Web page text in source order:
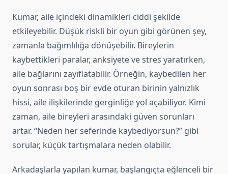
Kumar, aile içindeki dinamikleri ciddi şekilde
etkileyebilir. Düşük riskli bir oyun gibi görünen şey,
zamanla bağımlılığa dönüşebilir. Bireylerin
kaybettikleri paralar, anksiyete ve stres yaratırken,
aile bağlarını zayıflatabilir. Örneğin, kaybedilen her
oyun sonrası boş bir evde oturan birinin yalnızlık
hissi, aile ilişkilerinde gerginliğe yol açabiliyor. Kimi
zaman, aile bireyleri arasındaki güven sorunları
artar. “Neden her seferinde kaybediyorsun?” gibi
sorular, küçük tartışmalara neden olabilir.
Arkadaşlarla yapılan kumar, başlangıçta eğlenceli bir